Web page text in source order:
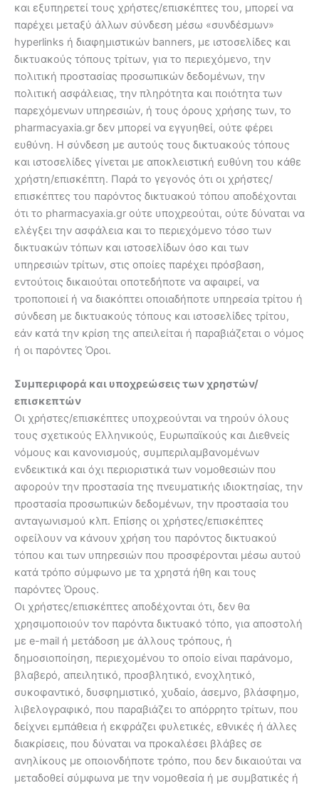
και εξυπηρετεί τους χρήστες/επισκέπτες του, μπορεί να
παρέχει μεταξύ άλλων σύνδεση μέσω «συνδέσμων»
hyperlinks ή διαφημιστικών banners, με ιστοσελίδες και
δικτυακούς τόπους τρίτων, για το περιεχόμενο, την
πολιτική προστασίας προσωπικών δεδομένων, την
πολιτική ασφάλειας, την πληρότητα και ποιότητα των
παρεχόμενων υπηρεσιών, ή τους όρους χρήσης των, το
pharmacyaxia.gr δεν μπορεί να εγγυηθεί, ούτε φέρει
ευθύνη. Η σύνδεση με αυτούς τους δικτυακούς τόπους
και ιστοσελίδες γίνεται με αποκλειστική ευθύνη του κάθε
χρήστη/επισκέπτη. Παρά το γεγονός ότι οι χρήστες/
επισκέπτες του παρόντος δικτυακού τόπου αποδέχονται
ότι το pharmacyaxia.gr ούτε υποχρεούται, ούτε δύναται να
ελέγξει την ασφάλεια και το περιεχόμενο τόσο των
δικτυακών τόπων και ιστοσελίδων όσο και των
υπηρεσιών τρίτων, στις οποίες παρέχει πρόσβαση,
εντούτοις δικαιούται οποτεδήποτε να αφαιρεί, να
τροποποιεί ή να διακόπτει οποιαδήποτε υπηρεσία τρίτου ή
σύνδεση με δικτυακούς τόπους και ιστοσελίδες τρίτου,
εάν κατά την κρίση της απειλείται ή παραβιάζεται ο νόμος
ή οι παρόντες Όροι.
Συμπεριφορά και υποχρεώσεις των χρηστών/
επισκεπτών
Οι χρήστες/επισκέπτες υποχρεούνται να τηρούν όλους
τους σχετικούς Ελληνικούς, Ευρωπαϊκούς και Διεθνείς
νόμους και κανονισμούς, συμπεριλαμβανομένων
ενδεικτικά και όχι περιοριστικά των νομοθεσιών που
αφορούν την προστασία της πνευματικής ιδιοκτησίας, την
προστασία προσωπικών δεδομένων, την προστασία του
ανταγωνισμού κλπ. Επίσης οι χρήστες/επισκέπτες
οφείλουν να κάνουν χρήση του παρόντος δικτυακού
τόπου και των υπηρεσιών που προσφέρονται μέσω αυτού
κατά τρόπο σύμφωνο με τα χρηστά ήθη και τους
παρόντες Όρους.
Οι χρήστες/επισκέπτες αποδέχονται ότι, δεν θα
χρησιμοποιούν τον παρόντα δικτυακό τόπο, για αποστολή
με e-mail ή μετάδοση με άλλους τρόπους, ή
δημοσιοποίηση, περιεχομένου το οποίο είναι παράνομο,
βλαβερό, απειλητικό, προσβλητικό, ενοχλητικό,
συκοφαντικό, δυσφημιστικό, χυδαίο, άσεμνο, βλάσφημο,
λιβελογραφικό, που παραβιάζει το απόρρητο τρίτων, που
δείχνει εμπάθεια ή εκφράζει φυλετικές, εθνικές ή άλλες
διακρίσεις, που δύναται να προκαλέσει βλάβες σε
ανηλίκους με οποιονδήποτε τρόπο, που δεν δικαιούται να
μεταδοθεί σύμφωνα με την νομοθεσία ή με συμβατικές ή